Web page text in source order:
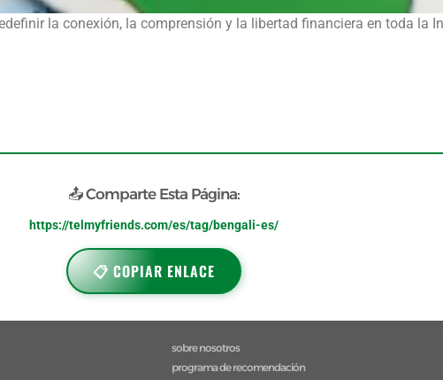
la conexión, la comprensión y la libertad financiera en toda la
📤 Comparte Esta Página:
https://telmyfriends.com/es/tag/bengali-es/
📋 COPIAR ENLACE
sobre nosotros
programa de recomendación